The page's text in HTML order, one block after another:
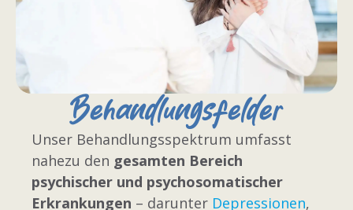
Behandlungsfelder
Unser Behandlungsspektrum umfasst
nahezu den gesamten Bereich
psychischer und psychosomatischer
Erkrankungen – darunter Depressionen,